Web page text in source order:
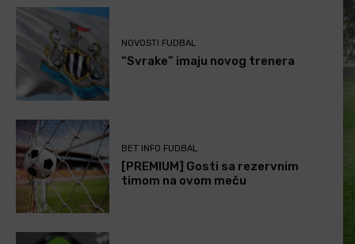
NOVOSTI FUDBAL
“Svrake” imaju novog trenera
BET INFO FUDBAL
[PREMIUM] Gosti sa rezervnim
timom na ovom meču